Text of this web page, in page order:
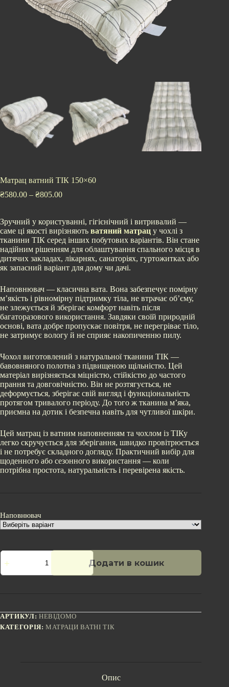
Матрац ватний ТІК 150×60
₴580.00 – ₴805.00
Зручний у користуванні, гігієнічний і витривалий —
саме ці якості вирізняють ватяний матрац у чохлі з
тканини ТІК серед інших побутових варіантів. Він стане
надійним рішенням для облаштування спального місця в
дитячих закладах, лікарнях, санаторіях, гуртожитках або
як запасний варіант для дому чи дачі.
Наповнювач — класична вата. Вона забезпечує помірну
м’якість і рівномірну підтримку тіла, не втрачає об’єму,
не злежується й зберігає комфорт навіть після
багаторазового використання. Завдяки своїй природній
основі, вата добре пропускає повітря, не перегріває тіло,
не затримує вологу й не сприяє накопиченню пилу.
Чохол виготовлений з натуральної тканини ТІК —
бавовняного полотна з підвищеною щільністю. Цей
матеріал вирізняється міцністю, стійкістю до частого
прання та довговічністю. Він не розтягується, не
деформується, зберігає свій вигляд і функціональність
протягом тривалого періоду. До того ж тканина м’яка,
приємна на дотик і безпечна навіть для чутливої шкіри.
Цей матрац із ватним наповненням та чохлом із ТІКу
легко скручується для зберігання, швидко провітрюється
і не потребує складного догляду. Практичний вибір для
щоденного або сезонного використання — коли
потрібна простота, натуральність і перевірена якість.
Наповнювач
Матрац
ватний
ТІК
Додати в кошик
АРТИКУЛ: НЕВІДОМО
КАТЕГОРІЯ:МАТРАЦИ ВАТНІ ТІК
Опис